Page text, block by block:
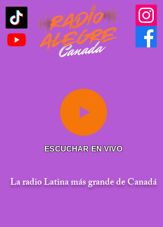
ESCUCHAR EN VIVO
La radio Latina más grande de Canadá